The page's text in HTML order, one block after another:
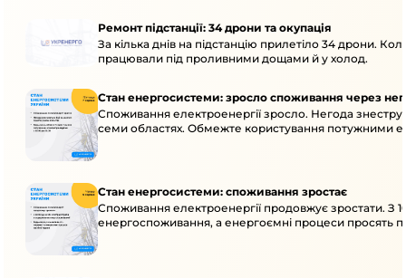
Ремонт підстанції: 34 дрони та окупація
За кілька днів на підстанцію прилетіло 34 дрони.
працювали під проливними дощами й у холод.
Стан енергосистеми: зросло споживання через
Споживання електроенергії зросло. Негода
семи областях. Обмежте користування потужними
Стан енергосистеми: споживання зростає
Споживання електроенергії продовжує зростати. З
енергоспоживання, а енергоємні процеси просять